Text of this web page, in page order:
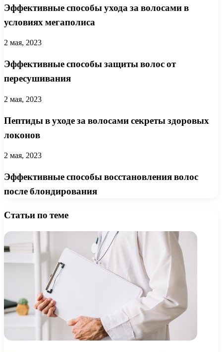
Эффективные способы ухода за волосами в
условиях мегаполиса
2 мая, 2023
Эффективные способы защиты волос от
пересушивания
2 мая, 2023
Пептиды в уходе за волосами секреты здоровых
локонов
2 мая, 2023
Эффективные способы восстановления волос
после блондирования
Статьи по теме